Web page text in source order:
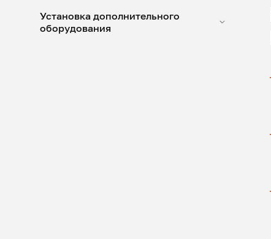
Установка дополнительного
оборудования